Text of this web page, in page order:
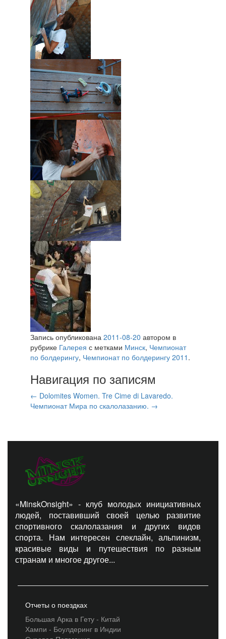
Запись опубликована 2011-08-20 автором в
рубрике Галерея с метками Минск, Чемпионат
по болдерингу, Чемпионат по болдерингу 2011 .
Навигация по записям
← Dolomites Women. Tre Cime di Lavaredo.
Чемпионат Мира по скалолазанию. →
«MinskOnsight» - клуб молодых инициативных
людей, поставивший своей целью развитие
спортивного скалолазания и других видов
спорта. Нам интересен слеклайн, альпинизм,
красивые виды и путешествия по разным
странам и многое другое...
Отчеты о поездках
Большая Арка в Гету - Китай
Хампи - Боулдеринг в Индии